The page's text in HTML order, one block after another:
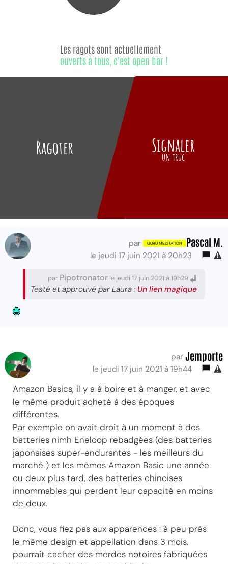
Ragoter
Les ragots sont actuellement
ouverts à tous, c'est open bar !
Signaler
un truc
par Pascal M.
le jeudi 17 juin 2021 à 20h23
par Pipotronator le jeudi 17 juin 2021 à 19h29
Testé et approuvé par Laura : Un lien magique
par Jemporte
le jeudi 17 juin 2021 à 19h44
Amazon Basics, il y a à boire et à manger, et avec
le même produit acheté à des époques
différentes.
Par exemple on avait droit à un moment à des
batteries nimh Eneloop rebadgées (des batteries
japonaises super-endurantes - les meilleurs du
marché ) et les mêmes Amazon Basic une année
ou deux plus tard, des batteries chinoises
innommables qui perdent leur capacité en moins
de deux.
Donc, vous fiez pas aux apparences : à peu près
le même design et appellation dans 3 mois,
pourrait cacher des merdes notoires fabriquées